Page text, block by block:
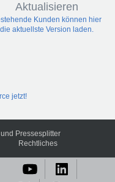
Aktualisieren
Kunden können hier
die aktuellste Version laden.
jetzt!
Pressesplitter
Rechtliches